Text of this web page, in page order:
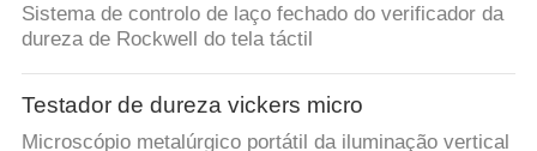
Sistema de controlo de laço fechado do verificador da
dureza de Rockwell do tela táctil
Testador de dureza vickers micro
Microscópio metalúrgico portátil da iluminação vertical